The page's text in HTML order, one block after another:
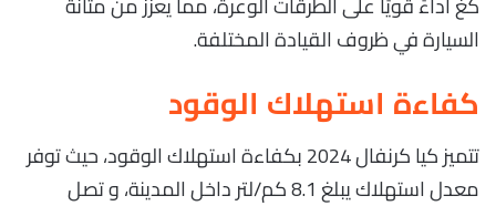
السيارة في ظروف القيادة المختلفة.
كفاءة استهلاك الوقود
تتميز كيا كرنفال 2024 بكفاءة استهلاك الوقود، حيث توفر
معدل استهلاك يبلغ 8.1 كم/لتر داخل المدينة، و تصل